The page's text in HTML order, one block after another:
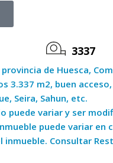
3337
provincia de Huesca,
3.337 m2, buen
Seira, Sahun, etc.
puede variar y ser
puede variar
inmueble. Consultar